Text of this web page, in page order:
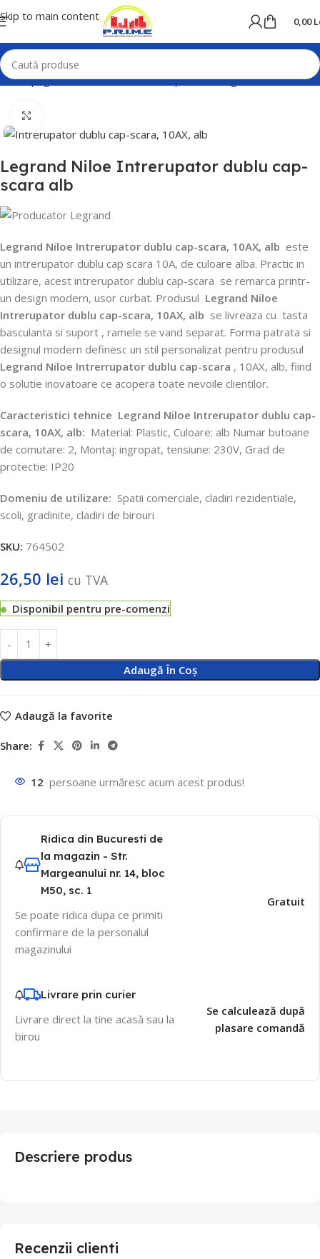
Skip to main content 0,00
Prima pagină Home Prize si intrerupatoare Legrand Niloe
Legrand Niloe Intrerupator dublu cap-
scara alb
Legrand Niloe Intrerupator dublu cap-scara, 10AX, alb este
un intrerupator dublu cap scara 10A, de culoare alba. Practic in
utilizare, acest intrerupator dublu cap-scara se remarca printr-
un design modern, usor curbat. Produsul Legrand Niloe
Intrerupator dublu cap-scara, 10AX, alb se livreaza cu tasta
basculanta si suport , ramele se vand separat. Forma patrata si
designul modern definesc un stil personalizat pentru produsul
Legrand Niloe Intrerrupator dublu cap-scara , 10AX, alb, fiind
o solutie inovatoare ce acopera toate nevoile clientilor.
Caracteristici tehnice Legrand Niloe Intrerupator dublu cap-
scara, 10AX, alb: Material: Plastic, Culoare: alb Numar butoane
de comutare: 2, Montaj: ingropat, tensiune: 230V, Grad de
protectie: IP20
Domeniu de utilizare: Spatii comerciale, cladiri rezidentiale,
scoli, gradinite, cladiri de birouri
SKU: 764502
26,50 lei cu TVA
Disponibil pentru pre-comenzi
Adaugă În Coș
Adaugă la favorite
Share:
12 persoane urmăresc acum acest produs!
Ridica din Bucuresti de
la magazin - Str.
Margeanului nr. 14, bloc
M50, sc. 1
Se poate ridica dupa ce primiti
confirmare de la personalul
magazinului
Gratuit
Livrare prin curier
Livrare direct la tine acasă sau la
birou
Se calculează după
plasare comandă
Descriere produs
Recenzii clienti